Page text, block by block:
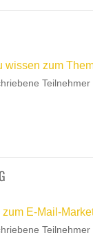
wissen zum
Teilnehmer
zum E-Mail-
Teilnehmer